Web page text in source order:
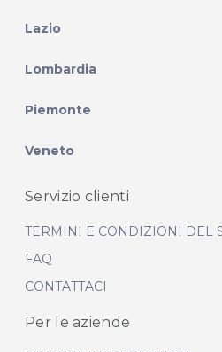
Lazio
Lombardia
Piemonte
Veneto
Servizio clienti
TERMINI E CONDIZIONI DEL
FAQ
CONTATTACI
Per le aziende